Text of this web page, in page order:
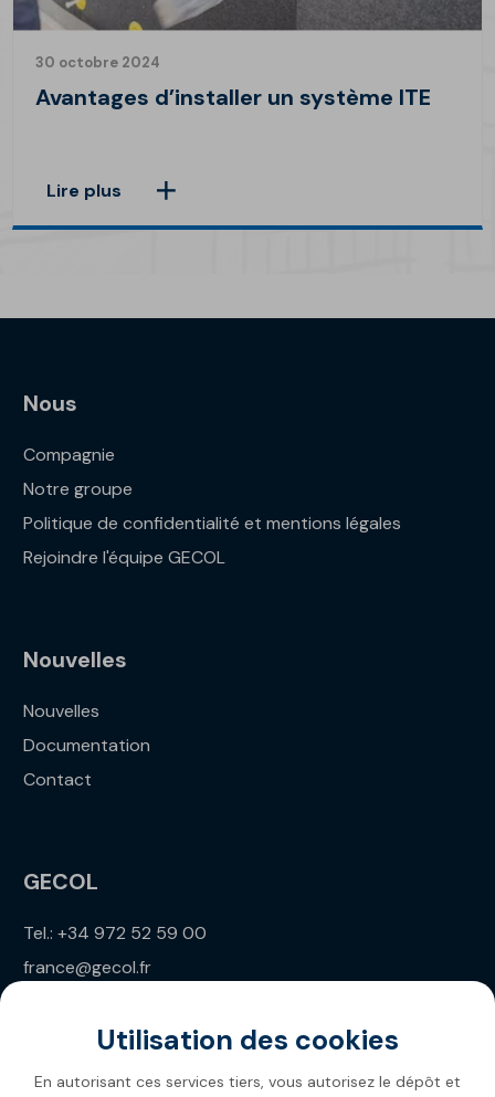
30 octobre 2024
Avantages d’installer un système ITE
Lire plus
Nous
Compagnie
Notre groupe
Politique de confidentialité et mentions légales
Rejoindre l'équipe GECOL
Nouvelles
Nouvelles
Documentation
Contact
GECOL
Tel.: +34 972 52 59 00
france@gecol.fr
Utilisation des cookies
En autorisant ces services tiers, vous autorisez le dépôt et